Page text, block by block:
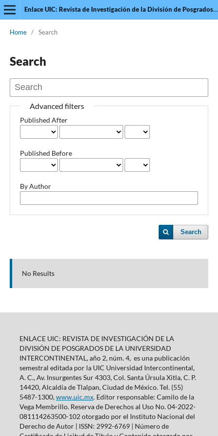
Enlace UIC: Revista de Investigación de la División de Posgrados de la Universidad Intercontinental
Home / Search
Search
Advanced filters
Published After
Published Before
By Author
Search
No Results
ENLACE UIC: REVISTA DE INVESTIGACIÓN DE LA
DIVISIÓN DE POSGRADOS DE LA UNIVERSIDAD
INTERCONTINENTAL, año 2, núm. 4, es una publicación
semestral editada por la UIC Universidad Intercontinental,
A. C., Av. Insurgentes Sur 4303, Col. Santa Úrsula Xitla, C. P.
14420, Alcaldía de Tlalpan, Ciudad de México. Tel. (55)
5487-1300,www.uic.mx. Editor responsable: Camilo de la
Vega Membrillo. Reserva de Derechos al Uso No. 04-2022-
081114263500-102 otorgado por el Instituto Nacional del
Derecho de Autor | ISSN: 2992-6769 | Número de